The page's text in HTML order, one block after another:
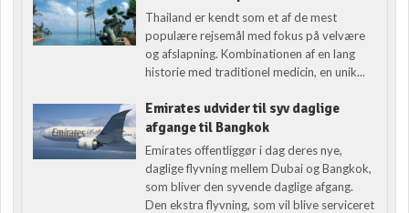
Thailand er kendt som et af de mest
populære rejsemål med fokus på velvære
og afslapning. Kombinationen af en lang
historie med traditionel medicin, en unik...
Emirates udvider til syv daglige
afgange til Bangkok
Emirates offentliggør i dag deres nye,
daglige flyvning mellem Dubai og Bangkok,
som bliver den syvende daglige afgang.
Den ekstra flyvning, som vil blive serviceret